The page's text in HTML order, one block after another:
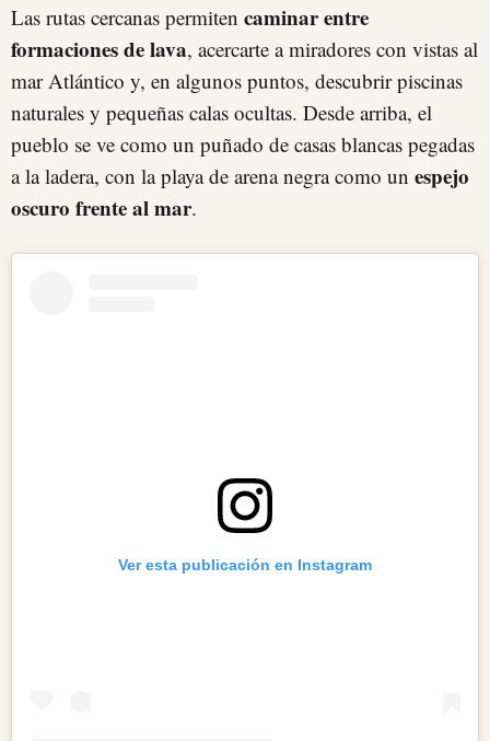
Las rutas cercanas permiten caminar entre
formaciones de lava, acercarte a miradores con vistas al
mar Atlántico y, en algunos puntos, descubrir piscinas
naturales y pequeñas calas ocultas. Desde arriba, el
pueblo se ve como un puñado de casas blancas pegadas
a la ladera, con la playa de arena negra como un espejo
oscuro frente al mar.
Ver esta publicación en Instagram